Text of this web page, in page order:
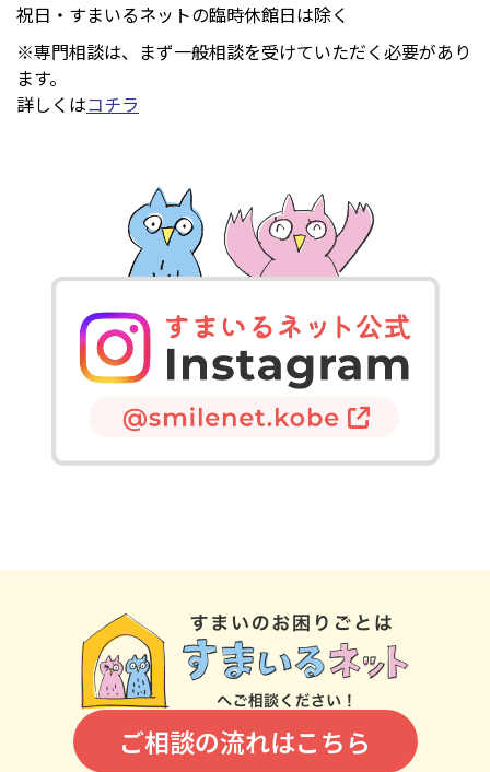
祝日・すまいるネットの臨時休館日は除く
※専門相談は、まず一般相談を受けていただく必要があり
ます。
詳しくはコチラ
ご相談の流れはこちら